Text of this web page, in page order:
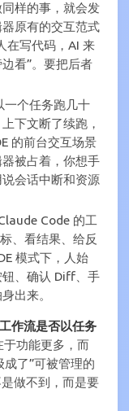
样的事，就会发
原有的交互范式
在写代码，AI 来
看”。要把后者
一个任务跑几十
下文断了续跑，
的前台交互场景
被占着，你想手
会话中断和资源
Code 的工
、看结果、给反
模式下，人始
、确认 Diff、手
出来。
作流是否以任务
功能更多，而
成了”可被管理的
做不到，而是要